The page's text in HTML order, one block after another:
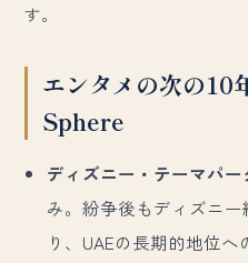
す。
エンタメの次の10
Sphere
ディズニー・テーマパ
み。紛争後もディズニ
り、UAEの長期的地位